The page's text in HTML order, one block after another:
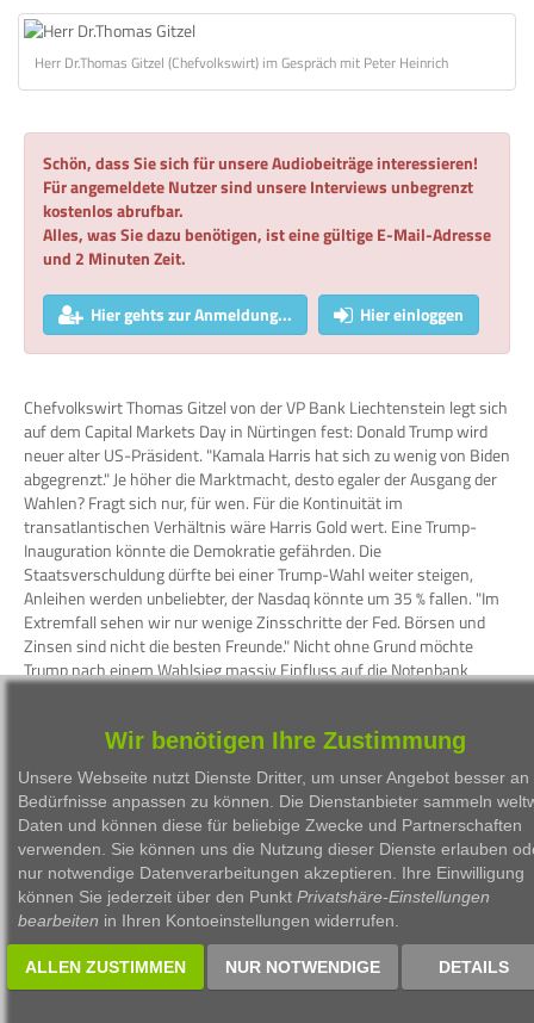
Herr Dr.Thomas Gitzel (Chefvolkswirt) im Gespräch mit Peter Heinrich
Schön, dass Sie sich für unsere Audiobeiträge interessieren!
Für angemeldete Nutzer sind unsere Interviews unbegrenzt
kostenlos abrufbar.
Alles, was Sie dazu benötigen, ist eine gültige E-Mail-Adresse
und 2 Minuten Zeit.
Hier gehts zur Anmeldung... Hier einloggen
Chefvolkswirt Thomas Gitzel von der VP Bank Liechtenstein legt sich
auf dem Capital Markets Day in Nürtingen fest: Donald Trump wird
neuer alter US-Präsident. "Kamala Harris hat sich zu wenig von Biden
abgegrenzt." Je höher die Marktmacht, desto egaler der Ausgang der
Wahlen? Fragt sich nur, für wen. Für die Kontinuität im
transatlantischen Verhältnis wäre Harris Gold wert. Eine Trump-
Inauguration könnte die Demokratie gefährden. Die
Staatsverschuldung dürfte bei einer Trump-Wahl weiter steigen,
Anleihen werden unbeliebter, der Nasdaq könnte um 35 % fallen. "Im
Extremfall sehen wir nur wenige Zinsschritte der Fed. Börsen und
Zinsen sind nicht die besten Freunde." Nicht ohne Grund möchte
Trump nach einem Wahlsieg massiv Einfluss auf die Notenbank
Person Firma Serie
1999 - 2026 Börsen Radio Network AG
Wir benötigen Ihre Zustimmung
Unsere Webseite nutzt Dienste Dritter, um unser Angebot besser an
Bedürfnisse anpassen zu können. Die Dienstanbieter sammeln
Daten und können diese für beliebige Zwecke und Partnerschaften
verwenden. Sie können uns die Nutzung dieser Dienste erlauben
nur notwendige Datenverarbeitungen akzeptieren. Ihre Einwilligung
können Sie jederzeit über den Punkt Privatshäre-Einstellungen
bearbeiten in Ihren Kontoeinstellungen widerrufen.
ALLEN ZUSTIMMEN NUR NOTWENDIGE DETAILS